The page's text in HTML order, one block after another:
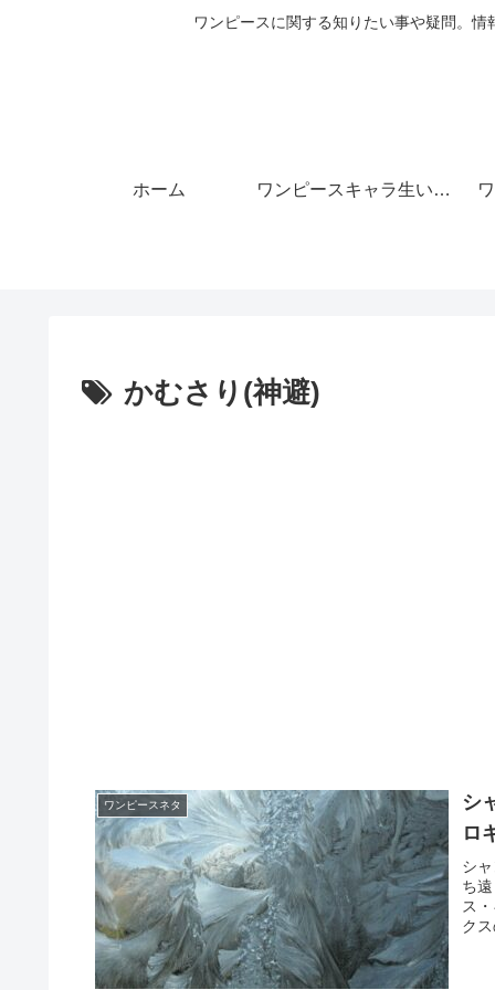
ワンピースに関する知りたい事や疑問。
ホーム ワンピースキャラ生い立ち
かむさり(神避)
ワンピースネタ
シ
ロ
シ
ち
ス
ク